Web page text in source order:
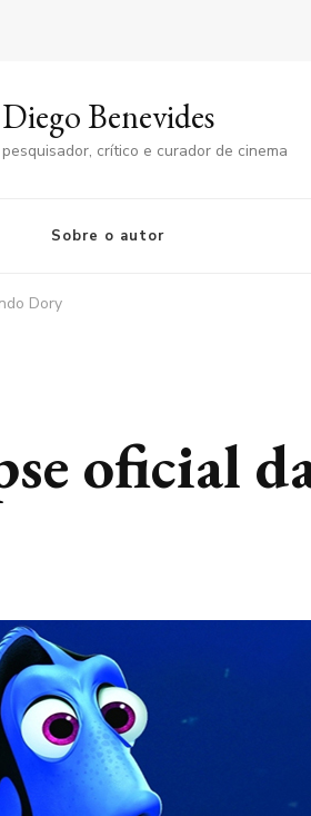
Diego Benevides
crítico e curador de cinema
Sobre o autor
Dory
oficial